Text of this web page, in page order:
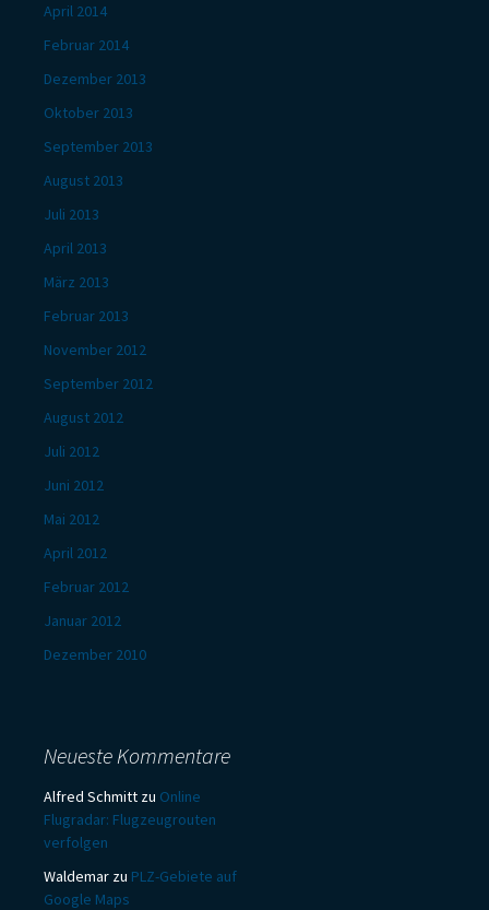
April 2014
Februar 2014
Dezember 2013
Oktober 2013
September 2013
August 2013
Juli 2013
April 2013
März 2013
Februar 2013
November 2012
September 2012
August 2012
Juli 2012
Juni 2012
Mai 2012
April 2012
Februar 2012
Januar 2012
Dezember 2010
Neueste Kommentare
Alfred Schmitt zu Online
Flugradar: Flugzeugrouten
verfolgen
Waldemar zu PLZ-Gebiete auf
Google Maps